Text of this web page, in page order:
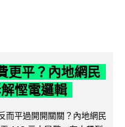
更平？內地網民
慳電邏輯
而平過開開關關？內地網民